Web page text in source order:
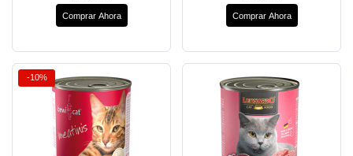
Comprar Ahora Comprar Ahora
-10%